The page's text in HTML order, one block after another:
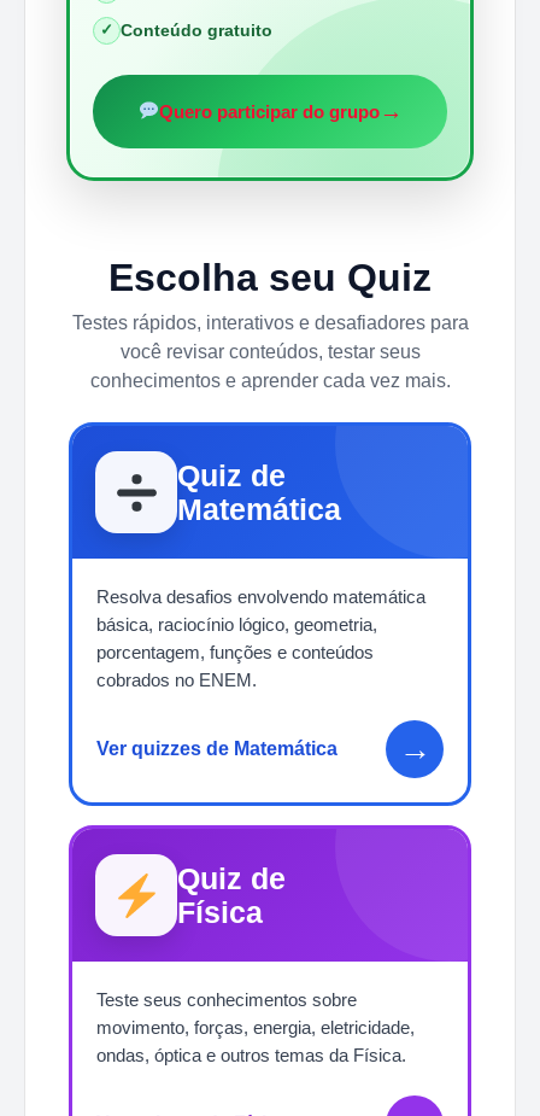
✓ Conteúdo gratuito
Quero participar do grupo→
Escolha seu Quiz
Testes rápidos, interativos e desafiadores para
você revisar conteúdos, testar seus
conhecimentos e aprender cada vez mais.
Quiz de
Matemática
Resolva desafios envolvendo matemática
básica, raciocínio lógico, geometria,
porcentagem, funções e conteúdos
cobrados no ENEM.
Ver quizzes de Matemática →
Quiz de
Física
Teste seus conhecimentos sobre
movimento, forças, energia, eletricidade,
ondas, óptica e outros temas da Física.